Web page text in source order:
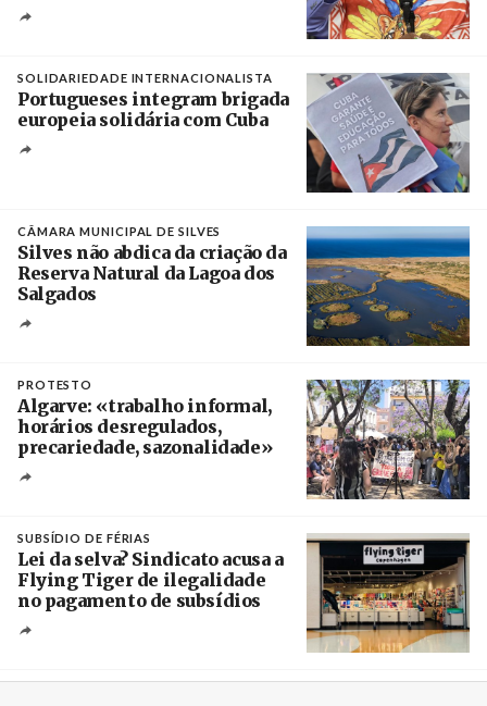
SOLIDARIEDADE INTERNACIONALISTA
Portugueses integram brigada
europeia solidária com Cuba
CÂMARA MUNICIPAL DE SILVES
Silves não abdica da criação da
Reserva Natural da Lagoa dos
Salgados
PROTESTO
Algarve: «trabalho informal,
horários desregulados,
precariedade, sazonalidade»
SUBSÍDIO DE FÉRIAS
Lei da selva? Sindicato acusa a
Flying Tiger de ilegalidade
no pagamento de subsídios